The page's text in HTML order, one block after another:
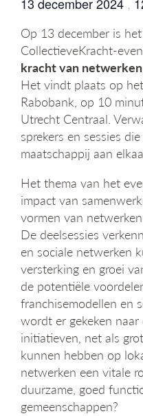
Op 13 december is
CollectieveKracht-
kracht van
Het vindt plaats op
Rabobank, op 10
Utrecht Centraal.
sprekers en sessies
maatschappij aan
Het thema van het
impact van
vormen van
De deelsessies
en sociale netwerken
versterking en groei
de potentiële
franchisemodellen en
wordt er gekeken
initiatieven, net als
kunnen hebben op
netwerken een vitale
duurzame, goed
gemeenschappen?